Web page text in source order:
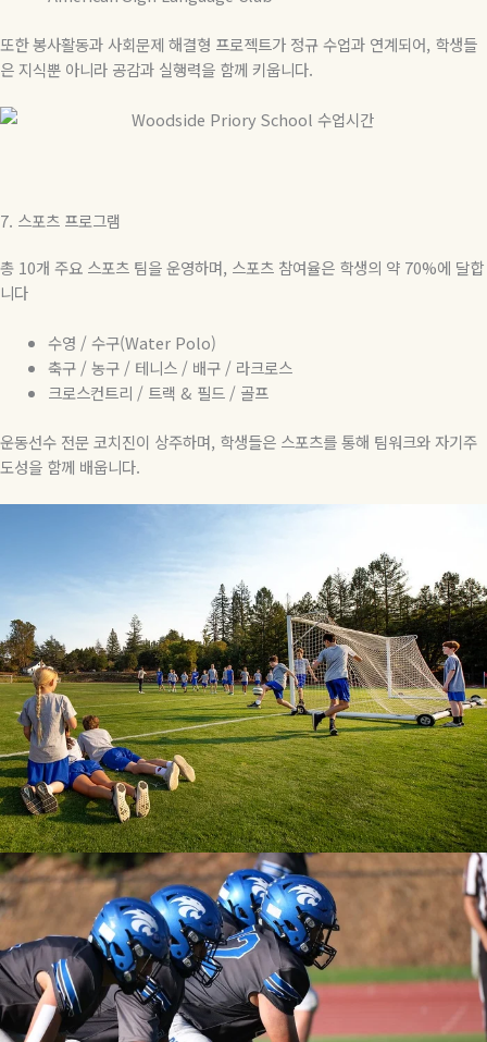
또한 봉사활동과 사회문제 해결형 프로젝트가 정규 수업과 연계되어, 학생들
은 지식뿐 아니라 공감과 실행력을 함께 키웁니다.
7. 스포츠 프로그램
총 10개 주요 스포츠 팀을 운영하며, 스포츠 참여율은 학생의 약 70%에 달합
니다
수영 /수구(Water Polo)
축구/농구/ 테니스/ 배구/ 라크로스
크로스컨트리 / 트랙 & 필드/ 골프
운동선수 전문 코치진이 상주하며, 학생들은 스포츠를 통해 팀워크와 자기주
도성을 함께 배웁니다.